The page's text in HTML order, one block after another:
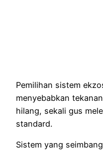
Pemilihan sistem
menyebabkan
hilang, sekali gus
standard.
Sistem yang